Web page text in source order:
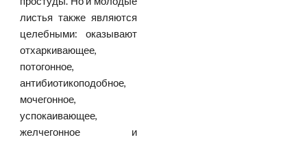
листья также являются
целебными: оказывают
отхаркивающее,
потогонное,
антибиотикоподобное,
мочегонное,
успокаивающее,
желчегонное и